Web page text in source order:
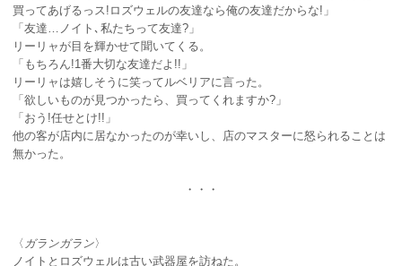
買ってあげるっス!ロズウェルの友達なら俺の友達だからな!」
「友達…ノイト､私たちって友達?」
リーリャが目を輝かせて聞いてくる。
「もちろん!1番大切な友達だよ!!」
リーリャは嬉しそうに笑ってルベリアに言った。
「欲しいものが見つかったら、買ってくれますか?」
「おう!任せとけ!!」
他の客が店内に居なかったのが幸いし、店のマスターに怒られることは
無かった。
・・・
〈 ガランガラン〉
ノイトとロズウェルは古い武器屋を訪ねた。